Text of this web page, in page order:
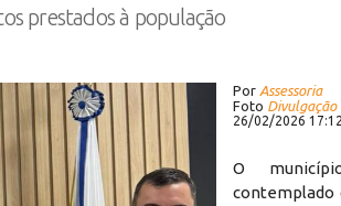
prestados à população
Por Assessoria
Foto Divulgação
26/02/2026 17:12
O
contemplado